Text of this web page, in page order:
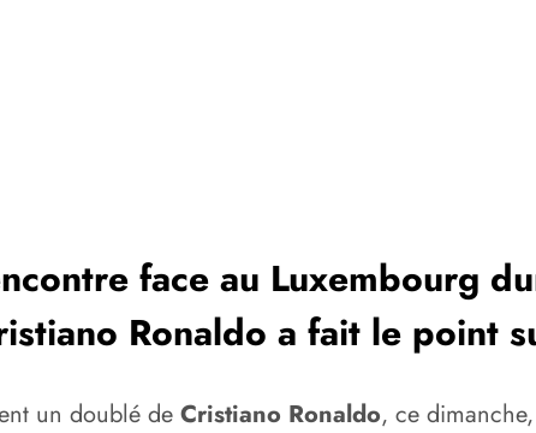
face au Luxembourg
Ronaldo a fait le point
un doublé de Cristiano Ronaldo, ce